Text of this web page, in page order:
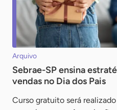
Arquivo
Sebrae-SP ensina
vendas no Dia dos Pais
Curso gratuito será